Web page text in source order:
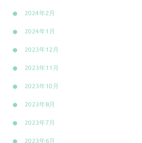
2024年2月
2024年1月
2023年12月
2023年11月
2023年10月
2023年8月
2023年7月
2023年6月